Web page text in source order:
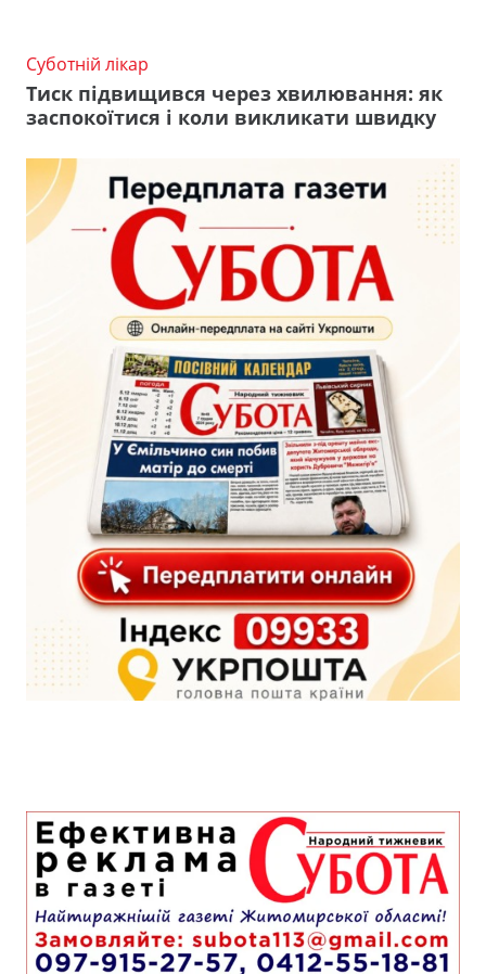
Суботній лікар
Тиск підвищився через хвилювання: як
заспокоїтися і коли викликати швидку